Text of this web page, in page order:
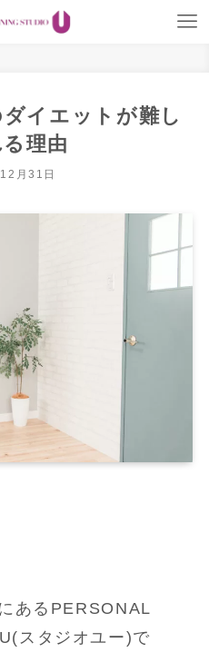
イエットが難し
理由
月31日
あるPERSONAL
スタジオユー)で